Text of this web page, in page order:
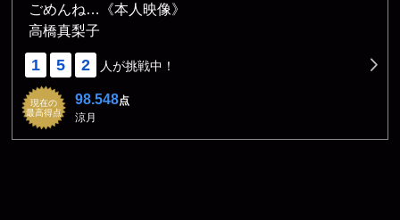
ごめんね…《本人映像》
高橋真梨子
1 5 2 人が挑戦中！
現在の
最高得点
98.548点
涼月